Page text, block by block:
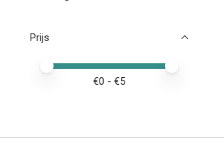
Prijs
Minimale prijswaarde
Price maximum value
€0 - €5